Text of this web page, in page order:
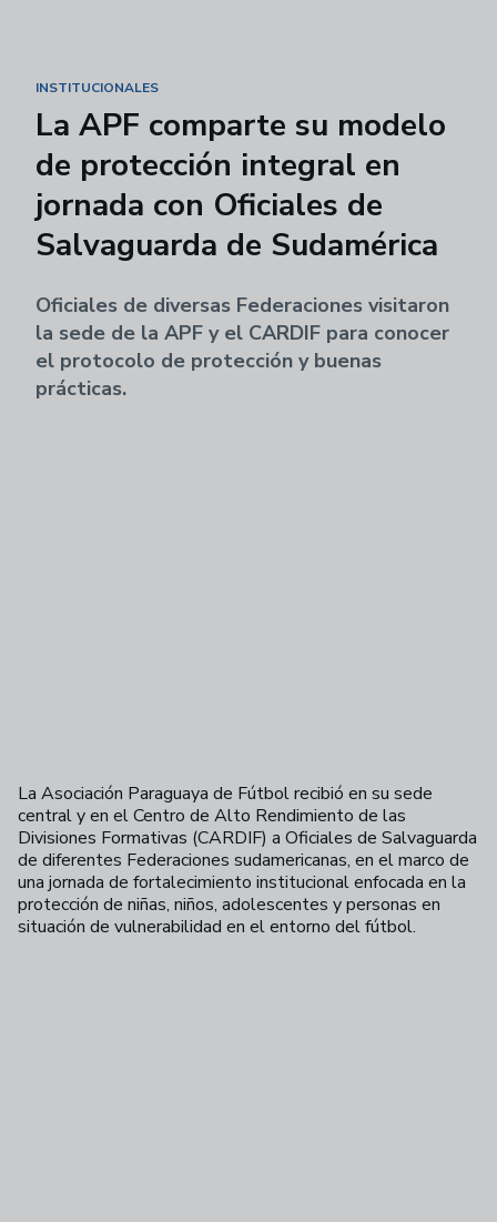
INSTITUCIONALES
La APF comparte su modelo
de protección integral en
jornada con Oficiales de
Salvaguarda de Sudamérica
Oficiales de diversas Federaciones visitaron
la sede de la APF y el CARDIF para conocer
el protocolo de protección y buenas
prácticas.
La Asociación Paraguaya de Fútbol recibió en su sede
central y en el Centro de Alto Rendimiento de las
Divisiones Formativas (CARDIF) a Oficiales de Salvaguarda
de diferentes Federaciones sudamericanas, en el marco de
una jornada de fortalecimiento institucional enfocada en la
protección de niñas, niños, adolescentes y personas en
situación de vulnerabilidad en el entorno del fútbol.